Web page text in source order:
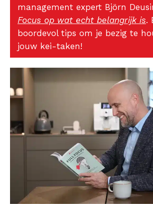
management expert Björn
Focus op wat echt belangrijk is.
boordevol tips om je bezig te
jouw kei-taken!